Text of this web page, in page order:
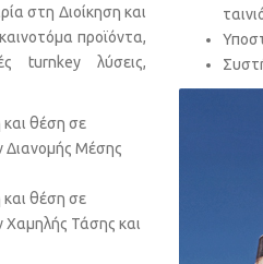
στη Διοίκηση και
προϊόντα,
turnkey λύσεις,
θέση σε
Διανομής Μέσης
θέση σε
Χαμηλής Τάσης και